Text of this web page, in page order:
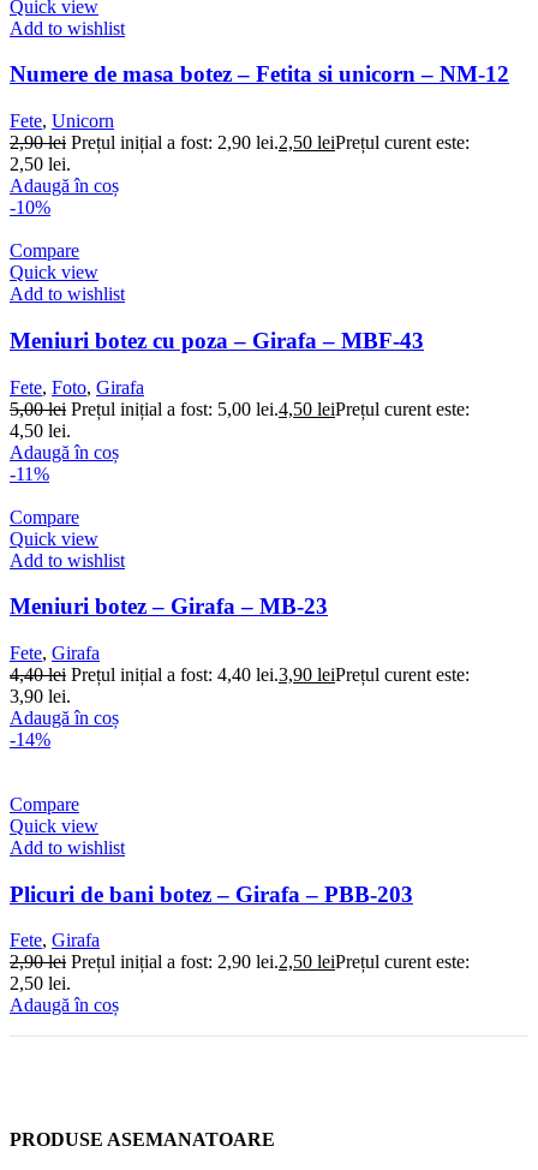
Quick view
Add to wishlist
Numere de masa botez – Fetita si unicorn – NM-12
Fete, Unicorn
2,90lei Prețul inițial a fost: 2,90 lei.2,50 leiPrețul curent este:
2,50 lei.
Adaugă în coș
-10%
Compare
Quick view
Add to wishlist
Meniuri botez cu poza – Girafa – MBF-43
Fete, Foto, Girafa
5,00lei Prețul inițial a fost: 5,00 lei.4,50 leiPrețul curent este:
4,50 lei.
Adaugă în coș
-11%
Compare
Quick view
Add to wishlist
Meniuri botez – Girafa – MB-23
Fete, Girafa
4,40lei Prețul inițial a fost: 4,40 lei.3,90 leiPrețul curent este:
3,90 lei.
Adaugă în coș
-14%
Compare
Quick view
Add to wishlist
Plicuri de bani botez – Girafa – PBB-203
Fete, Girafa
2,90lei Prețul inițial a fost: 2,90 lei.2,50 leiPrețul curent este:
2,50 lei.
Adaugă în coș
PRODUSE ASEMANATOARE